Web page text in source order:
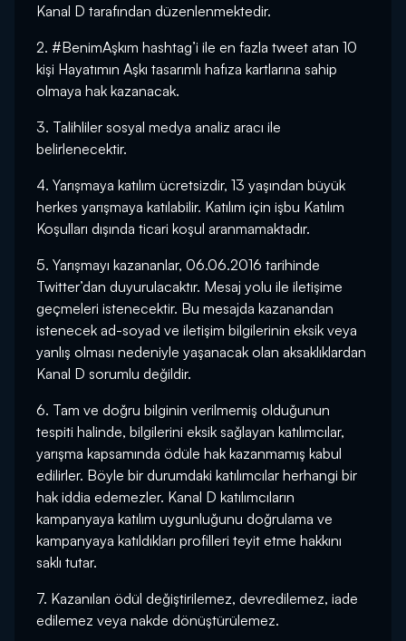
Kanal D tarafından düzenlenmektedir.
2. #BenimAşkım hashtag’i ile en fazla tweet atan 10
kişi Hayatımın Aşkı tasarımlı hafıza kartlarına sahip
olmaya hak kazanacak.
3. Talihliler sosyal medya analiz aracı ile
belirlenecektir.
4. Yarışmaya katılım ücretsizdir, 13 yaşından büyük
herkes yarışmaya katılabilir. Katılım için işbu Katılım
Koşulları dışında ticari koşul aranmamaktadır.
5. Yarışmayı kazananlar, 06.06.2016 tarihinde
Twitter’dan duyurulacaktır. Mesaj yolu ile iletişime
geçmeleri istenecektir. Bu mesajda kazanandan
istenecek ad-soyad ve iletişim bilgilerinin eksik veya
yanlış olması nedeniyle yaşanacak olan aksaklıklardan
Kanal D sorumlu değildir.
6. Tam ve doğru bilginin verilmemiş olduğunun
tespiti halinde, bilgilerini eksik sağlayan katılımcılar,
yarışma kapsamında ödüle hak kazanmamış kabul
edilirler. Böyle bir durumdaki katılımcılar herhangi bir
hak iddia edemezler. Kanal D katılımcıların
kampanyaya katılım uygunluğunu doğrulama ve
kampanyaya katıldıkları profilleri teyit etme hakkını
saklı tutar.
7. Kazanılan ödül değiştirilemez, devredilemez, iade
edilemez veya nakde dönüştürülemez.